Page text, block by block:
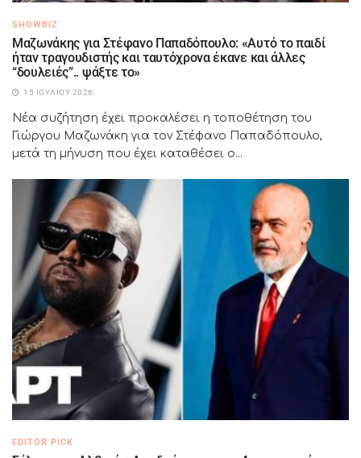
SHOWBIZ
Μαζωνάκης για Στέφανο Παπαδόπουλο: «Αυτό το παιδί
ήταν τραγουδιστής και ταυτόχρονα έκανε και άλλες
“δουλειές”.. ψάξτε το»
15 ΙΟΥΛΊΟΥ 2026
Νέα συζήτηση έχει προκαλέσει η τοποθέτηση του
Γιώργου Μαζωνάκη για τον Στέφανο Παπαδόπουλο,
μετά τη μήνυση που έχει καταθέσει ο...
EDITOR PICK